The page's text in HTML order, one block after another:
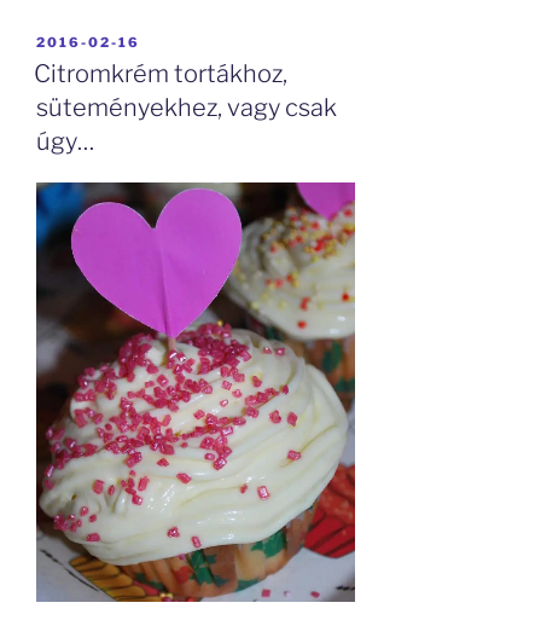
BEKÜLDVE:
2016-02-16
Citromkrém tortákhoz,
süteményekhez, vagy csak
úgy…